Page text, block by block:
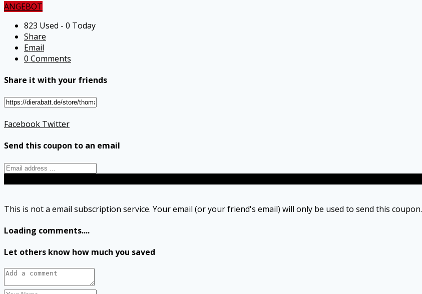
ANGEBOT
823 Used - 0 Today
Share
Email
0 Comments
Share it with your friends
Facebook Twitter
Send this coupon to an email
This is not a email subscription service. Your email (or your friend's email) will only be used to send this coupon.
Loading comments....
Let others know how much you saved